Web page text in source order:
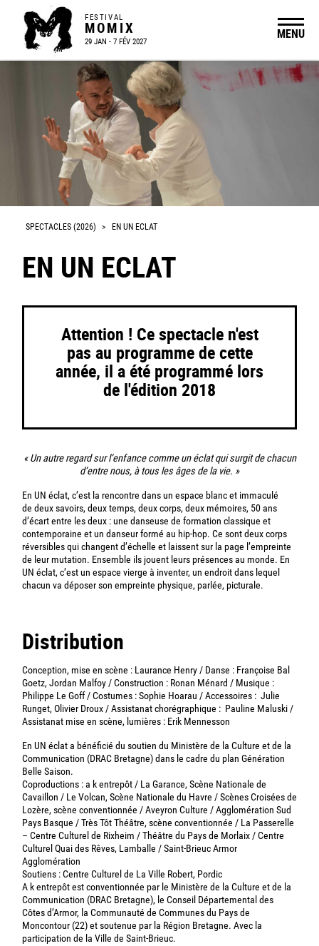
FESTIVAL
MOMIX
29 JAN - 7 FÉV 2027
MENU
SPECTACLES (2026) > EN UN ECLAT
EN UN ECLAT
Attention ! Ce spectacle n'est
pas au programme de cette
année, il a été programmé lors
de l'édition 2018
« Un autre regard sur l’enfance comme un éclat qui surgit de chacun
d’entre nous, à tous les âges de la vie. »
En UN éclat, c’est la rencontre dans un espace blanc et immaculé
de deux savoirs, deux temps, deux corps, deux mémoires, 50 ans
d’écart entre les deux : une danseuse de formation classique et
contemporaine et un danseur formé au hip-hop. Ce sont deux corps
réversibles qui changent d’échelle et laissent sur la page l’empreinte
de leur mutation. Ensemble ils jouent leurs présences au monde. En
UN éclat, c’est un espace vierge à inventer, un endroit dans lequel
chacun va déposer son empreinte physique, parlée, picturale.
Distribution
Conception, mise en scène : Laurance Henry / Danse : Françoise Bal
Goetz, Jordan Malfoy / Construction : Ronan Ménard / Musique :
Philippe Le Goff / Costumes : Sophie Hoarau / Accessoires : Julie
Runget, Olivier Droux / Assistanat chorégraphique : Pauline Maluski /
Assistanat mise en scène, lumières : Erik Mennesson
En UN éclat a bénéficié du soutien du Ministère de la Culture et de la
Communication (DRAC Bretagne) dans le cadre du plan Génération
Belle Saison.
Coproductions : a k entrepôt / La Garance, Scène Nationale de
Cavaillon / Le Volcan, Scène Nationale du Havre / Scènes Croisées de
Lozère, scène conventionnée / Aveyron Culture / Agglomération Sud
Pays Basque / Très Tôt Théâtre, scène conventionnée / La Passerelle
– Centre Culturel de Rixheim / Théâtre du Pays de Morlaix / Centre
Culturel Quai des Rêves, Lamballe / Saint-Brieuc Armor
Agglomération
Soutiens : Centre Culturel de La Ville Robert, Pordic
A k entrepôt est conventionnée par le Ministère de la Culture et de la
Communication (DRAC Bretagne), le Conseil Départemental des
Côtes d’Armor, la Communauté de Communes du Pays de
Moncontour (22) et soutenue par la Région Bretagne. Avec la
participation de la Ville de Saint-Brieuc.